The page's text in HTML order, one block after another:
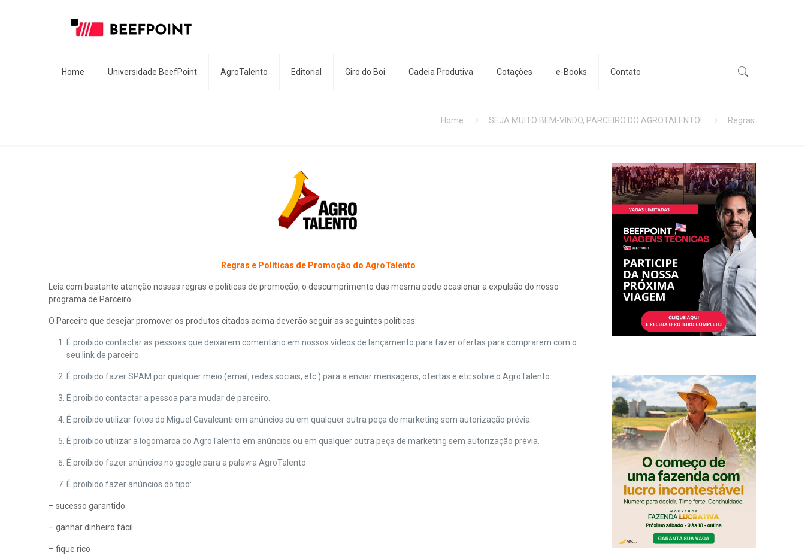
Home Universidade BeefPoint AgroTalento Editorial Giro do Boi Cadeia Produtiva Cotações e-Books Contato
Home SEJA MUITO BEM-VINDO, PARCEIRO DO AGROTALENTO! Regras
Regras e Políticas de Promoção do AgroTalento
Leia com bastante atenção nossas regras e políticas de promoção, o descumprimento das mesma pode ocasionar a expulsão do nosso
programa de Parceiro:
O Parceiro que desejar promover os produtos citados acima deverão seguir as seguintes políticas:
É proibido contactar as pessoas que deixarem comentário em nossos vídeos de lançamento para fazer ofertas para comprarem com o
seu link de parceiro.
É proibido fazer SPAM por qualquer meio (email, redes sociais, etc.) para a enviar mensagens, ofertas e etc sobre o AgroTalento.
É proibido contactar a pessoa para mudar de parceiro.
É proibido utilizar fotos do Miguel Cavalcanti em anúncios ou em qualquer outra peça de marketing sem autorização prévia.
É proibido utilizar a logomarca do AgroTalento em anúncios ou em qualquer outra peça de marketing sem autorização prévia.
É proibido fazer anúncios no google para a palavra AgroTalento.
É proibido fazer anúncios do tipo:
– sucesso garantido
– ganhar dinheiro fácil
– fique rico